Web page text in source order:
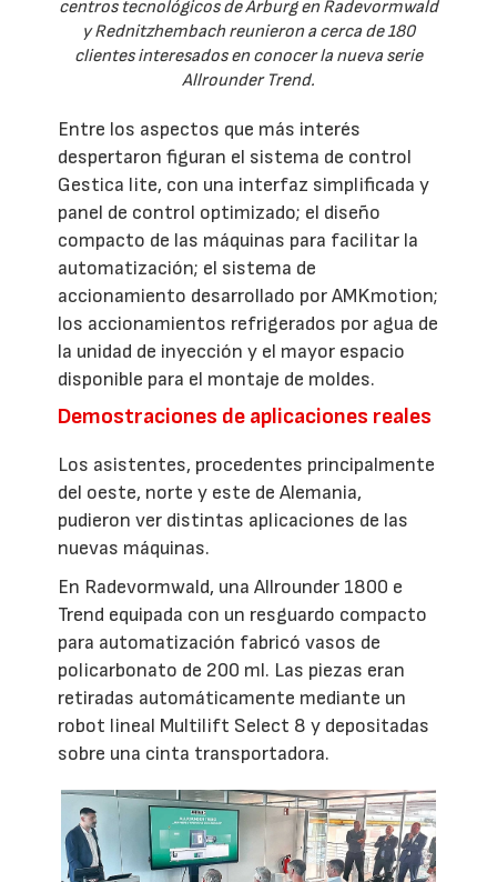
centros tecnológicos de Arburg en Radevormwald
y Rednitzhembach reunieron a cerca de 180
clientes interesados en conocer la nueva serie
Allrounder Trend.
Entre los aspectos que más interés
despertaron figuran el sistema de control
Gestica lite, con una interfaz simplificada y
panel de control optimizado; el diseño
compacto de las máquinas para facilitar la
automatización; el sistema de
accionamiento desarrollado por AMKmotion;
los accionamientos refrigerados por agua de
la unidad de inyección y el mayor espacio
disponible para el montaje de moldes.
Demostraciones de aplicaciones reales
Los asistentes, procedentes principalmente
del oeste, norte y este de Alemania,
pudieron ver distintas aplicaciones de las
nuevas máquinas.
En Radevormwald, una Allrounder 1800 e
Trend equipada con un resguardo compacto
para automatización fabricó vasos de
policarbonato de 200 ml. Las piezas eran
retiradas automáticamente mediante un
robot lineal Multilift Select 8 y depositadas
sobre una cinta transportadora.